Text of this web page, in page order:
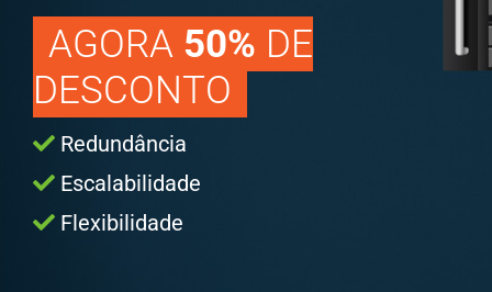
AGORA 50% DE
DESCONTO
Redundância
Escalabilidade
Flexibilidade